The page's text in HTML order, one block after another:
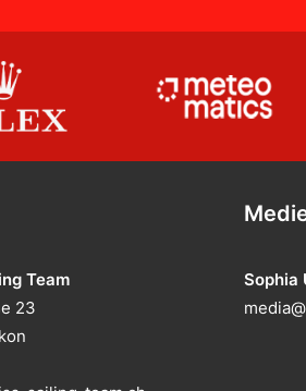
Team
23
Sophia